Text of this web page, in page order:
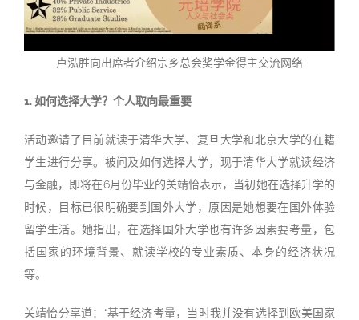
卢泓胜向出席者介绍宗乡总会奖学金得主交流网络
1. 如何选择大学？个人取向最重要
活动邀请了目前就读于清华大学、复旦大学和北京大学的在籍
学生进行分享。被问及如何选择大学，现于清华大学就读经济
与金融，即将在6月份毕业的关靖怡表示，当初她在选择升学的
时候，目标已很明确要到国外大学，原因是她想要在国外体验
留学生活。她指出，在选择国外大学也有许多因素要考量，包
括国家的环境背景、就读学校的专业素质、本身的经济状况
等。
关靖怡分享道：“基于经济考量，当时我并没有选择到欧美国家